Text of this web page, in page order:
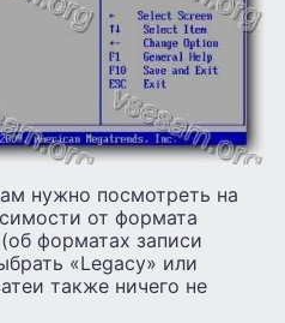
нужно посмотреть на
от формата
форматах записи
«Legacy» или
также ничего не